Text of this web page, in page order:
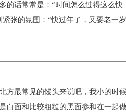
话常常是：“时间怎么过得这么快
张的氛围：“快过年了，又要老一岁
常见的馒头来说吧，我小的时候
白面和比较粗糙的黑面参和在一起做